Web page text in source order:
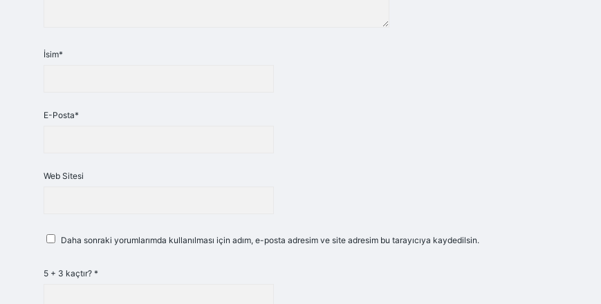
İsim*
E-Posta*
Web Sitesi
Daha sonraki yorumlarımda kullanılması için adım, e-posta adresim ve site adresim bu tarayıcıya kaydedilsin.
5 + 3 kaçtır? *